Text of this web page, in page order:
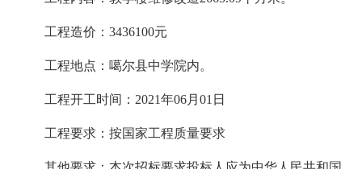
工程造价 ：3436100元
工程地点： 噶尔县中学院内。
工程开工时间：2021年06月01 日
工程要求：按国家工程质量要求